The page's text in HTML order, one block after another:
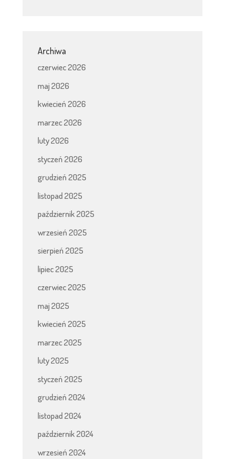
Archiwa
czerwiec 2026
maj 2026
kwiecień 2026
marzec 2026
luty 2026
styczeń 2026
grudzień 2025
listopad 2025
październik 2025
wrzesień 2025
sierpień 2025
lipiec 2025
czerwiec 2025
maj 2025
kwiecień 2025
marzec 2025
luty 2025
styczeń 2025
grudzień 2024
listopad 2024
październik 2024
wrzesień 2024